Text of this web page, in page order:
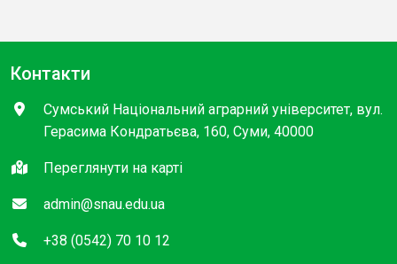
Контакти
Сумський Національний аграрний університет, вул.
Герасима Кондратьєва, 160, Суми, 40000
Переглянути на карті
admin@snau.edu.ua
+38 (0542) 70 10 12